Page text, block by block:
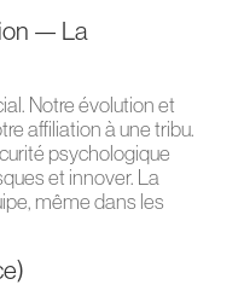
— La
Notre évolution et
affiliation à une tribu.
psychologique
et innover. La
même dans les